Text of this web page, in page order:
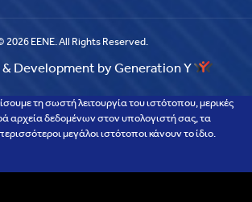
2026 EENE. All Rights Reserved.
& Development by Generation Y
τη σωστή λειτουργία του ιστότοπου, μερικές
αρχεία δεδομένων στον υπολογιστή σας, τα
μεγάλοι ιστότοποι κάνουν το ίδιο.